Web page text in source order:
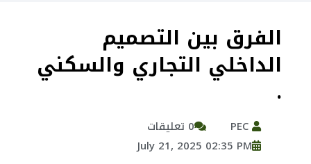
الفرق بين التصميم
الداخلي التجاري والسكني
.
0 تعليقات
July 21, 2025 02:35 PM